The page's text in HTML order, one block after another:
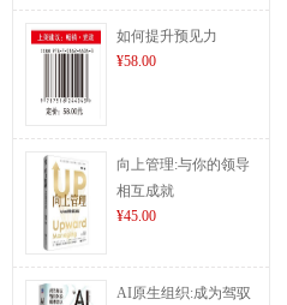
如何提升预见力
¥58.00
向上管理:与你的领导
相互成就
¥45.00
AI原生组织:成为驾驭